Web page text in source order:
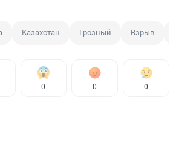
Казахстан Грозный Взрыв
0 0 0